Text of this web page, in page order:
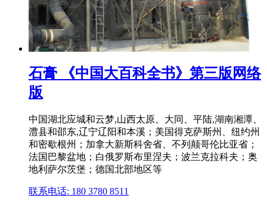
石膏 《中国大百科全书》第三版网络
版
中国湖北应城和云梦,山西太原、大同、平陆,湖南湘潭、
澧县和邵东,辽宁辽阳和本溪；美国得克萨斯州、纽约州
和密歇根州；加拿大新斯科舍省、不列颠哥伦比亚省；
法国巴黎盆地；白俄罗斯布里涅夫；波兰克拉科夫；奥
地利萨尔茨堡；德国北部地区等
联系电话: 180 3780 8511